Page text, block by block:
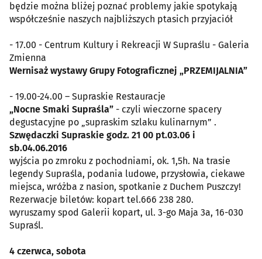
będzie można bliżej poznać problemy jakie spotykają
współcześnie naszych najbliższych ptasich przyjaciół
- 17.00 - Centrum Kultury i Rekreacji W Supraślu - Galeria
Zmienna
Wernisaż wystawy Grupy Fotograficznej „PRZEMIJALNIA”
- 19.00-24.00 – Supraskie Restauracje
„Nocne Smaki Supraśla” - czyli wieczorne spacery
degustacyjne po „supraskim szlaku kulinarnym” .
Szwędaczki Supraskie godz. 21 00 pt.03.06 i
sb.04.06.2016
wyjścia po zmroku z pochodniami, ok. 1,5h. Na trasie
legendy Supraśla, podania ludowe, przysłowia, ciekawe
miejsca, wróżba z nasion, spotkanie z Duchem Puszczy!
Rezerwacje biletów: kopart tel.666 238 280.
wyruszamy spod Galerii kopart, ul. 3-go Maja 3a, 16-030
Supraśl.
4 czerwca, sobota